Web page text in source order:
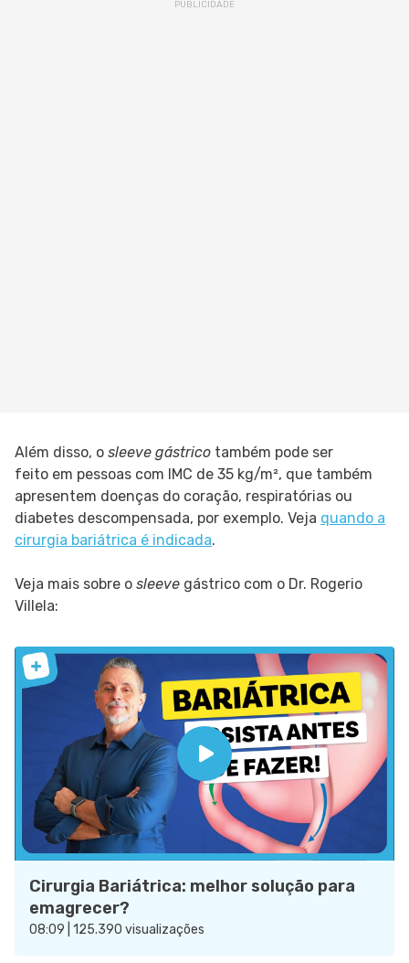
Além disso, o sleeve gástrico também pode ser
feito em pessoas com IMC de 35 kg/m², que também
apresentem doenças do coração, respiratórias ou
diabetes descompensada, por exemplo. Veja quando a
cirurgia bariátrica é indicada.
Veja mais sobre o sleeve gástrico com o Dr. Rogerio
Villela:
Cirurgia Bariátrica: melhor solução para
emagrecer?
08:09 | 125.390 visualizações